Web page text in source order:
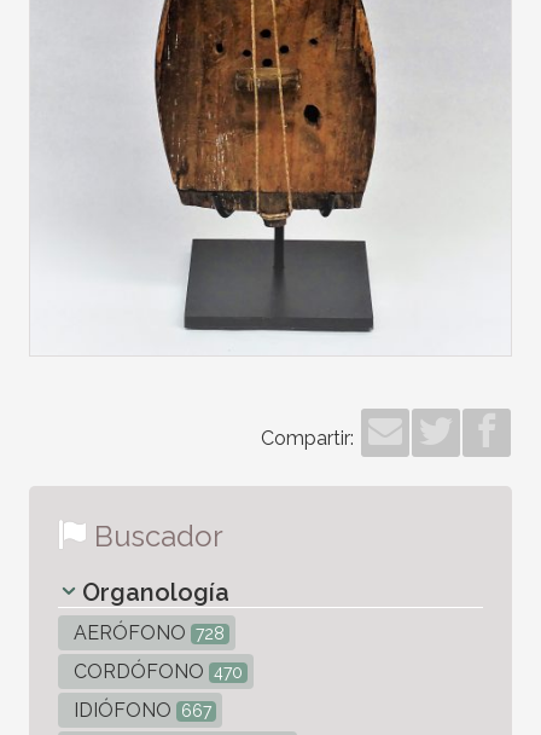
Compartir:
Buscador
Organología
AERÓFONO 728
CORDÓFONO 470
IDIÓFONO 667